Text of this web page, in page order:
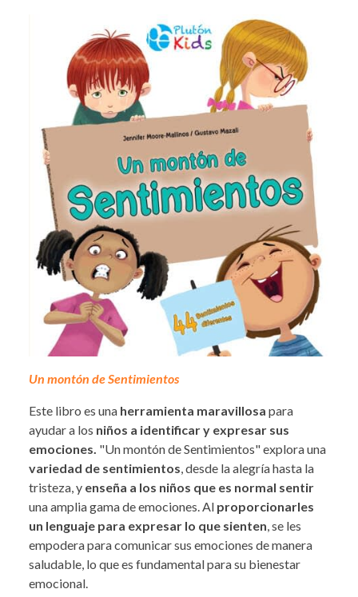
Un montón de Sentimientos
Este libro es una herramienta maravillosa para
ayudar a los niños a identificar y expresar sus
emociones. "Un montón de Sentimientos" explora una
variedad de sentimientos , desde la alegría hasta la
tristeza, y enseña a los niños que es normal sentir
una amplia gama de emociones. Al proporcionarles
un lenguaje para expresar lo que sienten , se les
empodera para comunicar sus emociones de manera
saludable, lo que es fundamental para su bienestar
emocional.